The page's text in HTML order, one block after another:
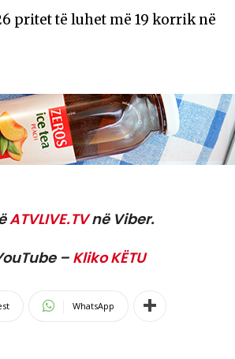
pritet të luhet më 19 korrik në
ATVLIVE.TVnë Viber.
– Kliko KËTU
WhatsApp